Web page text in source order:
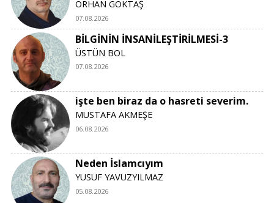
ORHAN GÖKTAŞ
07.08.2026
BİLGİNİN İNSANİLEŞTİRİLMESİ-3
ÜSTÜN BOL
07.08.2026
işte ben biraz da o hasreti severim.
MUSTAFA AKMEŞE
06.08.2026
Neden İslamcıyım
YUSUF YAVUZYILMAZ
05.08.2026